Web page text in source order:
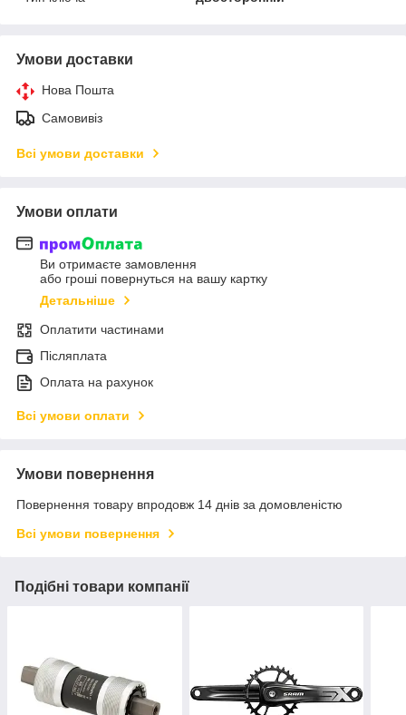
Умови доставки
Нова Пошта
Самовивіз
Всі умови доставки
Умови оплати
Ви отримаєте замовлення
або гроші повернуться на вашу картку
Детальніше
Оплатити частинами
Післяплата
Оплата на рахунок
Всі умови оплати
Умови повернення
Повернення товару впродовж 14 днів за домовленістю
Всі умови повернення
Подібні товари компанії